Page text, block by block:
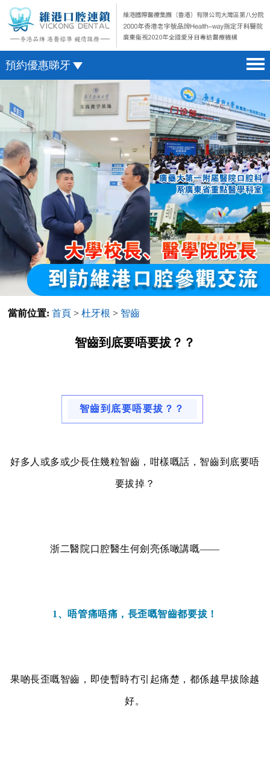
預約優惠睇牙
首頁 home page
醫院簡介 hospital introduction
醫生介紹 doctor introduction
醫療新聞 medical news
種植牙 dental implant
箍牙 orthodontics
收費標準 change standard
預約牙醫 contact us
微信預約
WhatsApp預約
當前位置: 首頁 >杜牙根 > 智齒
智齒到底要唔要拔？？
智齒到底要唔要拔？？
好多人或多或少長住幾粒智齒，咁樣嘅話，智齒到底要唔
要拔掉？
浙二醫院口腔醫生何劍亮係噉講嘅——
1、唔管痛唔痛，長歪嘅智齒都要拔！
果啲長歪嘅智齒，即使暫時冇引起痛楚，都係越早拔除越
好。